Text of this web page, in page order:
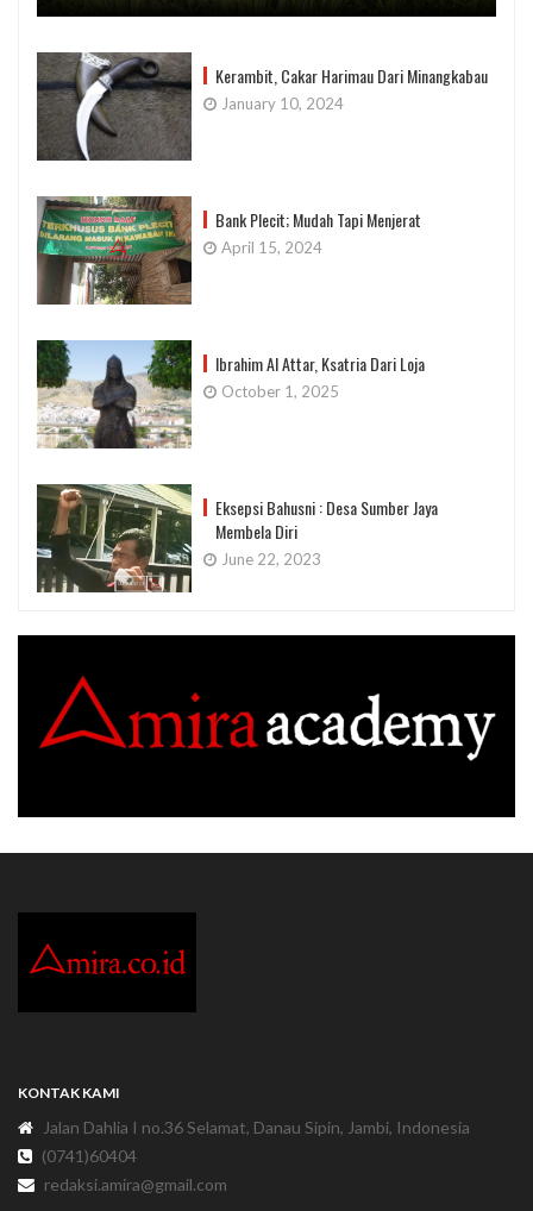
Kerambit, Cakar Harimau Dari Minangkabau
January 10, 2024
Bank Plecit; Mudah Tapi Menjerat
April 15, 2024
Ibrahim Al Attar, Ksatria Dari Loja
October 1, 2025
Eksepsi Bahusni : Desa Sumber Jaya
Membela Diri
June 22, 2023
KONTAK KAMI
Jalan Dahlia I no.36 Selamat, Danau Sipin, Jambi, Indonesia
(0741)60404
redaksi.amira@gmail.com